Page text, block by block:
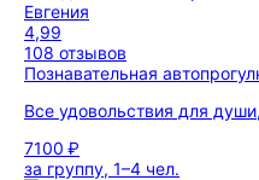
Евгения
4,99
108 отзывов
Познавательная
Все удовольствия для
7100 ₽
за группу, 1–4 чел.